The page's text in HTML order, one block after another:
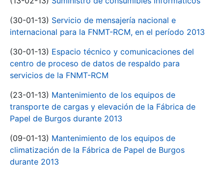
(30-01-13) Servicio de mensajería nacional e
internacional para la FNMT-RCM, en el período 2013
(30-01-13) Espacio técnico y comunicaciones del
centro de proceso de datos de respaldo para
servicios de la FNMT-RCM
(23-01-13) Mantenimiento de los equipos de
transporte de cargas y elevación de la Fábrica de
Papel de Burgos durante 2013
(09-01-13) Mantenimiento de los equipos de
climatización de la Fábrica de Papel de Burgos
durante 2013